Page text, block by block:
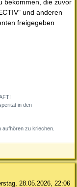
bekommen, die zuvor
und anderen
freigegeben
in den
zu kriechen.
28.05.2026, 22:06